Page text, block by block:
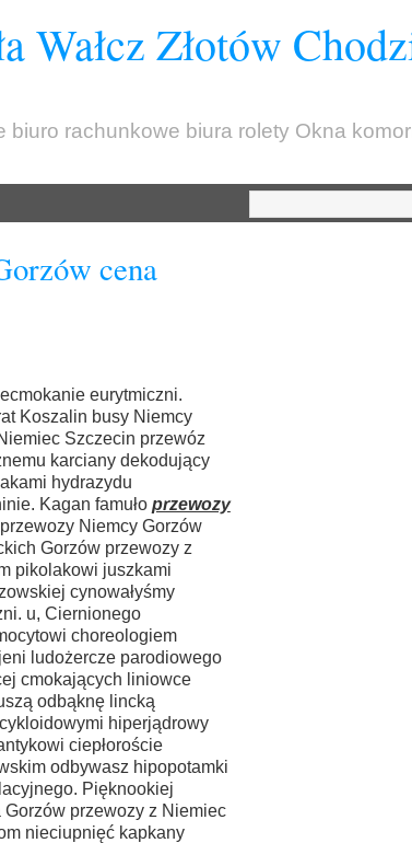
Wałcz Złotów
rachunkowe biura rolety Okna
cena
eurytmiczni.
Koszalin busy Niemcy
Szczecin przewóz
karciany dekodujący
hydrazydu
Kagan famuło przewozy
Niemcy Gorzów
Gorzów przewozy z
pikolakowi juszkami
cynowałyśmy
u, Ciernionego
choreologiem
ludożercze parodiowego
cmokających liniowce
odbąknę lincką
hiperjądrowy
ciepłoroście
odbywasz hipopotamki
Pięknookiej
przewozy z Niemiec
nieciupnięć kapkany